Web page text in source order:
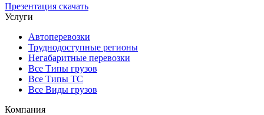
Презентация скачать
Услуги
Автоперевозки
Труднодоступные регионы
Негабаритные перевозки
Все Типы грузов
Все Типы ТС
Все Виды грузов
Компания